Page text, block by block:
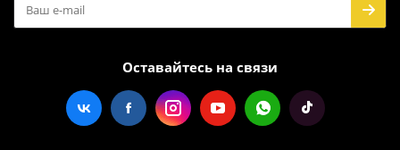
Оставайтесь на связи